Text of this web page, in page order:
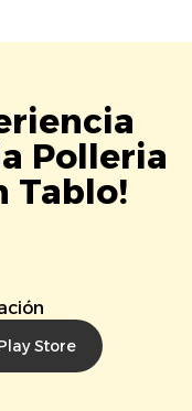
Polleria
Tablo!
Store